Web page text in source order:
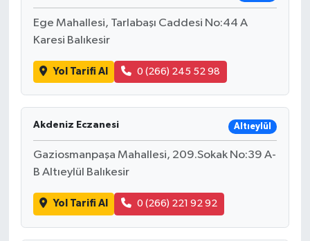
Ege Mahallesi, Tarlabaşı Caddesi No:44 A
Karesi Balıkesir
Yol Tarifi Al 0 (266) 245 52 98
Akdeniz Eczanesi Altıeylül
Gaziosmanpaşa Mahallesi, 209.Sokak No:39 A-
B Altıeylül Balıkesir
Yol Tarifi Al 0 (266) 221 92 92